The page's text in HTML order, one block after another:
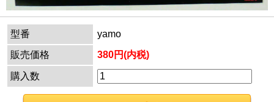
型番
yamo
販売価格
380円(内税)
購入数